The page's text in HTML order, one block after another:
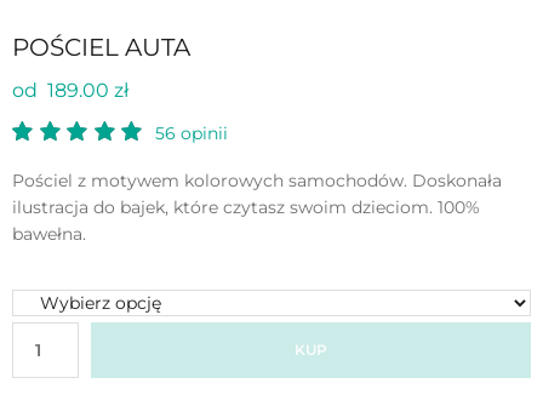
POŚCIEL AUTA
od 189.00 zł
56 opinii
Pościel z motywem kolorowych samochodów. Doskonała
ilustracja do bajek, które czytasz swoim dzieciom. 100%
bawełna.
KUP